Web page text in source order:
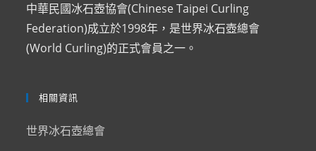
中華民國冰石壺協會(Chinese Taipei Curling
Federation)成立於1998年，是世界冰石壺總會
(World Curling)的正式會員之一。
相關資訊
世界冰石壺總會